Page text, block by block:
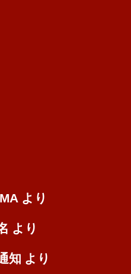
より
より
知 より